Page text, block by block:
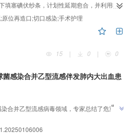
填塞碘伏纱条，计划性延期愈合，并利用输
皮下造口肠管周围，持续冲洗，防止造口感
负压冲洗效果良好，造口周围无渗液，未出
后20 d伤口及造口完全愈合。环形负压冲洗
可有效预防特殊病例的造口周围感染，促进
位再造口;切口感染;手术护理
15
| 0 | 0
感染合并乙型流感伴发肺内大出血患
合并乙型流感病毒领域，专家总结了危重患
决方案。
”